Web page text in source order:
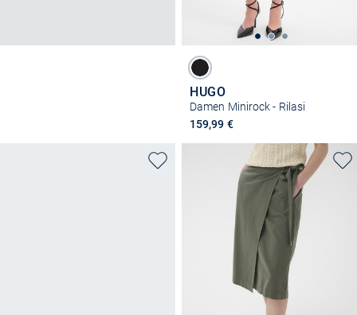
HUGO
Damen Minirock - Rilasi
159,99 €